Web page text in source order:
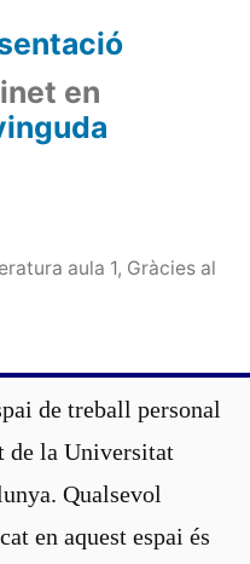
en
aula 1, Gràcies al
de treball personal
de la Universitat
Qualsevol
en aquest espai és